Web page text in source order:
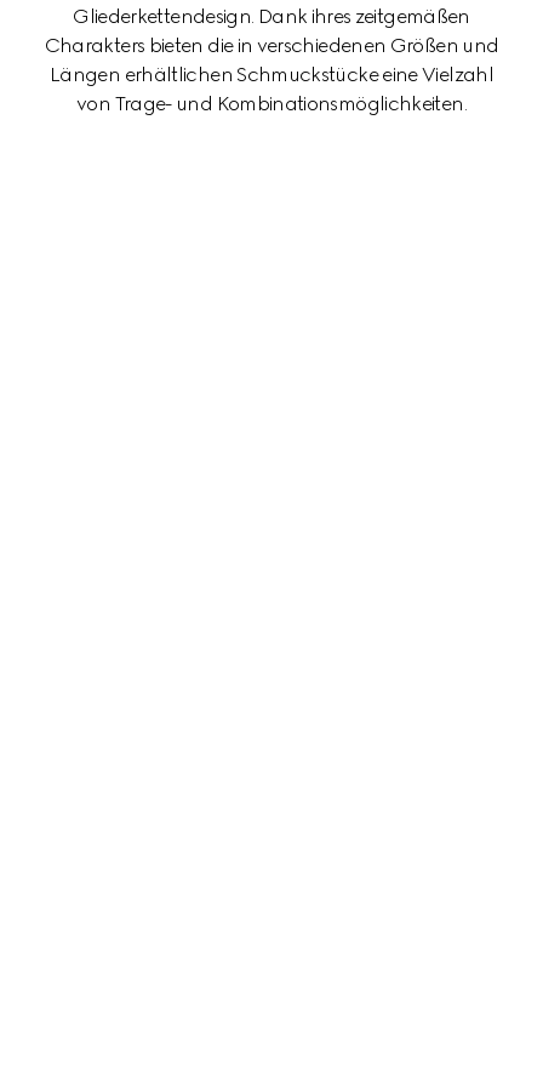
Gliederkettendesign. Dank ihres zeitgemäßen
Charakters bieten die in verschiedenen Größen und
Längen erhältlichen Schmuckstücke eine Vielzahl
von Trage- und Kombinationsmöglichkeiten.